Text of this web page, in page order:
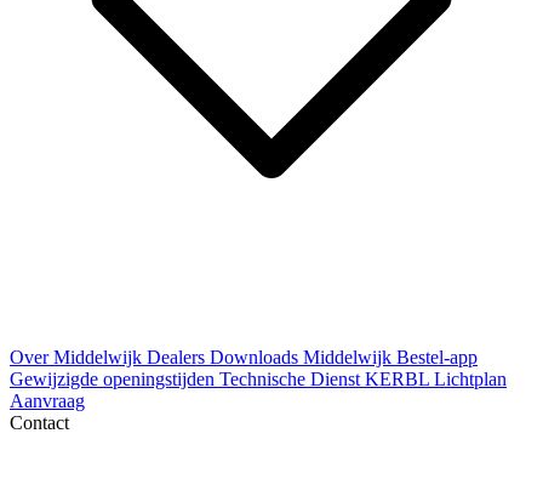
Over Middelwijk Dealers Downloads Middelwijk Bestel-app
Gewijzigde openingstijden Technische Dienst KERBL Lichtplan
Aanvraag
Contact